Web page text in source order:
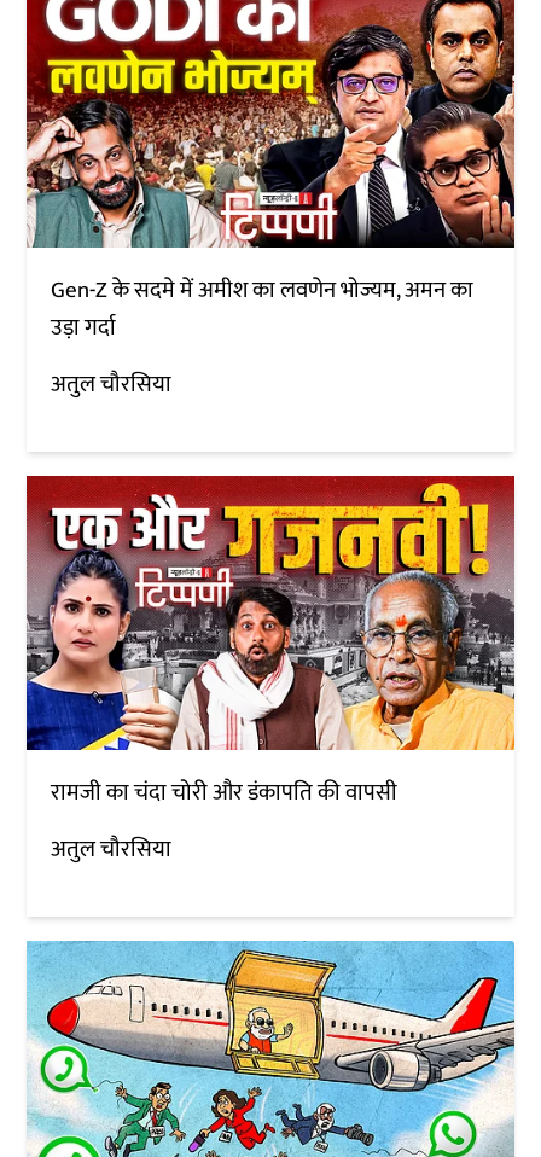
Gen-Z के सदमे में अमीश का लवणेन भोज्यम, अमन का
उड़ा गर्दा
अतुल चौरसिया
रामजी का चंदा चोरी और डंकापति की वापसी
अतुल चौरसिया